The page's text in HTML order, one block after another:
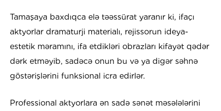
Tamaşaya baxdıqca elə təəssürat yaranır ki, ifaçı
aktyorlar dramaturji materialı, rejissorun ideya-
estetik məramını, ifa etdikləri obrazları kifayət qədər
dərk etməyib, sadəcə onun bu və ya digər səhnə
göstərişlərini funksional icra edirlər.
Professional aktyorlara ən sadə sənət məsələlərini